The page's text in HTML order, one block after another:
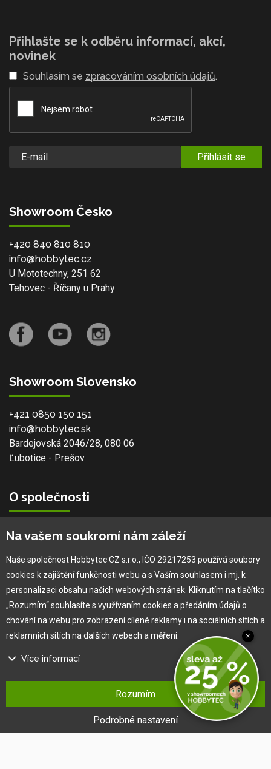
Přihlašte se k odběru informací, akcí,
novinek
Souhlasím se zpracováním osobních údajů.
Přihlásit se
Showroom Česko
+420 840 810 810
info@hobbytec.cz
U Mototechny, 251 62
Tehovec - Říčany u Prahy
Showroom Slovensko
+421 0850 150 151
info@hobbytec.sk
Bardejovská 2046/28, 080 06
Ľubotice - Prešov
O společnosti
Vlastní výroba
Náš tým
O nás
Pro zákazníka
Obchodní podmínky
Jak na reklamaci
Na vašem soukromí nám záleží
Naše společnost Hobbytec CZ s.r.o., IČO 29217253 používá soubory
cookies k zajištění funkčnosti webu a s Vaším souhlasem i mj. k
personalizaci obsahu našich webových stránek. Kliknutím na tlačítko
„Rozumím“ souhlasíte s využívaním cookies a předáním údajů o
chování na webu pro zobrazení cílené reklamy i na sociálních sítích a
reklamních sítích na dalších webech a měření.
Více informací
Na našem webu používáme několik druhů kategorií cookies:
Ty jsou nezbytně nutné pro fungování webu a jeho funkcí, které se
rozhodnete využívat. Bez nich by náš web nefungoval, např. by nebylo
Rozumím
Podrobné nastavení
×